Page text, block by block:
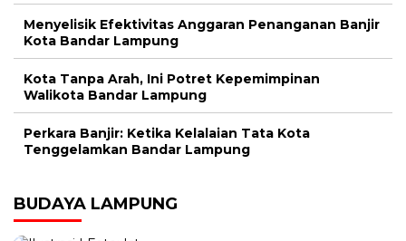
Menyelisik Efektivitas Anggaran Penanganan Banjir
Kota Bandar Lampung
Kota Tanpa Arah, Ini Potret Kepemimpinan
Walikota Bandar Lampung
Perkara Banjir: Ketika Kelalaian Tata Kota
Tenggelamkan Bandar Lampung
BUDAYA LAMPUNG